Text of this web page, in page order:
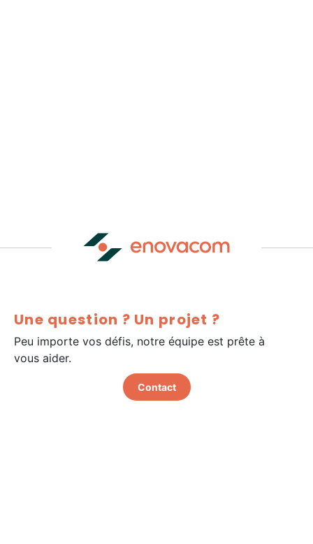
Une question ? Un projet ?
Peu importe vos défis, notre équipe est prête à
vous aider.
Contact